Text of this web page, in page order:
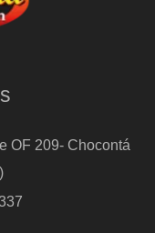
OF 209- Chocontá